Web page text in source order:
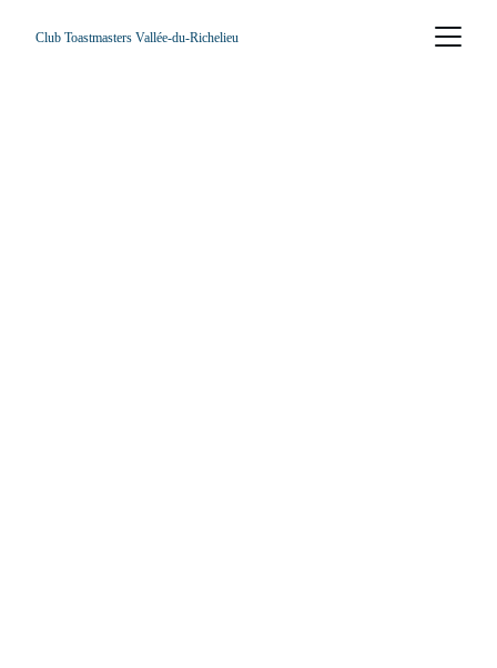
Club Toastmasters Vallée-du-Richelieu